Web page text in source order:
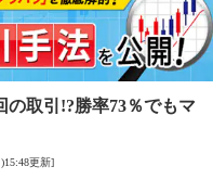
の取引!?勝率73％でもマ
更新]